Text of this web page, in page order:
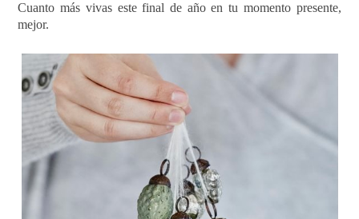
Cuanto más vivas este final de año en tu momento presente,
mejor.